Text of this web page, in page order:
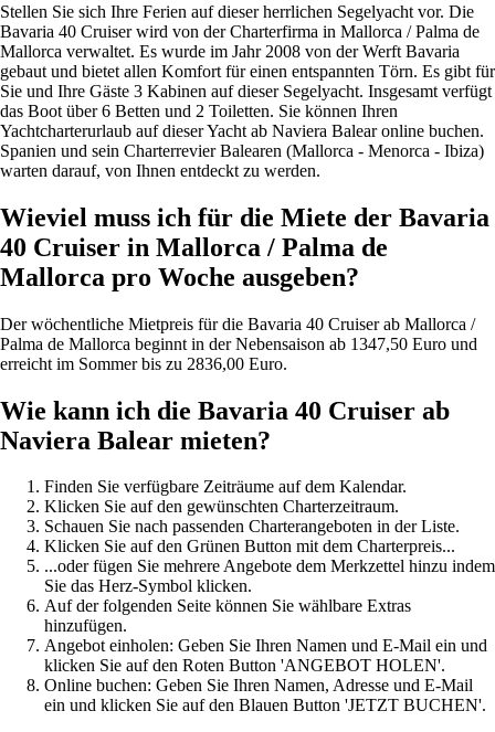
Stellen Sie sich Ihre Ferien auf dieser herrlichen Segelyacht vor. Die
Bavaria 40 Cruiser wird von der Charterfirma in Mallorca / Palma de
Mallorca verwaltet. Es wurde im Jahr 2008 von der Werft Bavaria
gebaut und bietet allen Komfort für einen entspannten Törn. Es gibt für
Sie und Ihre Gäste 3 Kabinen auf dieser Segelyacht. Insgesamt verfügt
das Boot über 6 Betten und 2 Toiletten. Sie können Ihren
Yachtcharterurlaub auf dieser Yacht ab Naviera Balear online buchen.
Spanien und sein Charterrevier Balearen (Mallorca - Menorca - Ibiza)
warten darauf, von Ihnen entdeckt zu werden.
Wieviel muss ich für die Miete der Bavaria
40 Cruiser in Mallorca / Palma de
Mallorca pro Woche ausgeben?
Der wöchentliche Mietpreis für die Bavaria 40 Cruiser ab Mallorca /
Palma de Mallorca beginnt in der Nebensaison ab 1347,50 Euro und
erreicht im Sommer bis zu 2836,00 Euro.
Wie kann ich die Bavaria 40 Cruiser ab
Naviera Balear mieten?
Finden Sie verfügbare Zeiträume auf dem Kalendar.
Klicken Sie auf den gewünschten Charterzeitraum.
Schauen Sie nach passenden Charterangeboten in der Liste.
Klicken Sie auf den Grünen Button mit dem Charterpreis...
...oder fügen Sie mehrere Angebote dem Merkzettel hinzu indem
Sie das Herz-Symbol klicken.
Auf der folgenden Seite können Sie wählbare Extras
hinzufügen.
Angebot einholen: Geben Sie Ihren Namen und E-Mail ein und
klicken Sie auf den Roten Button 'ANGEBOT HOLEN'.
Online buchen: Geben Sie Ihren Namen, Adresse und E-Mail
ein und klicken Sie auf den Blauen Button 'JETZT BUCHEN'.